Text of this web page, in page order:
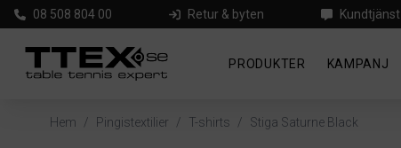
08 508 804 00 Retur & byten Kundtjänst
PRODUKTER KAMPANJ
Hem / Pingistextilier / T-shirts / Stiga Saturne Black